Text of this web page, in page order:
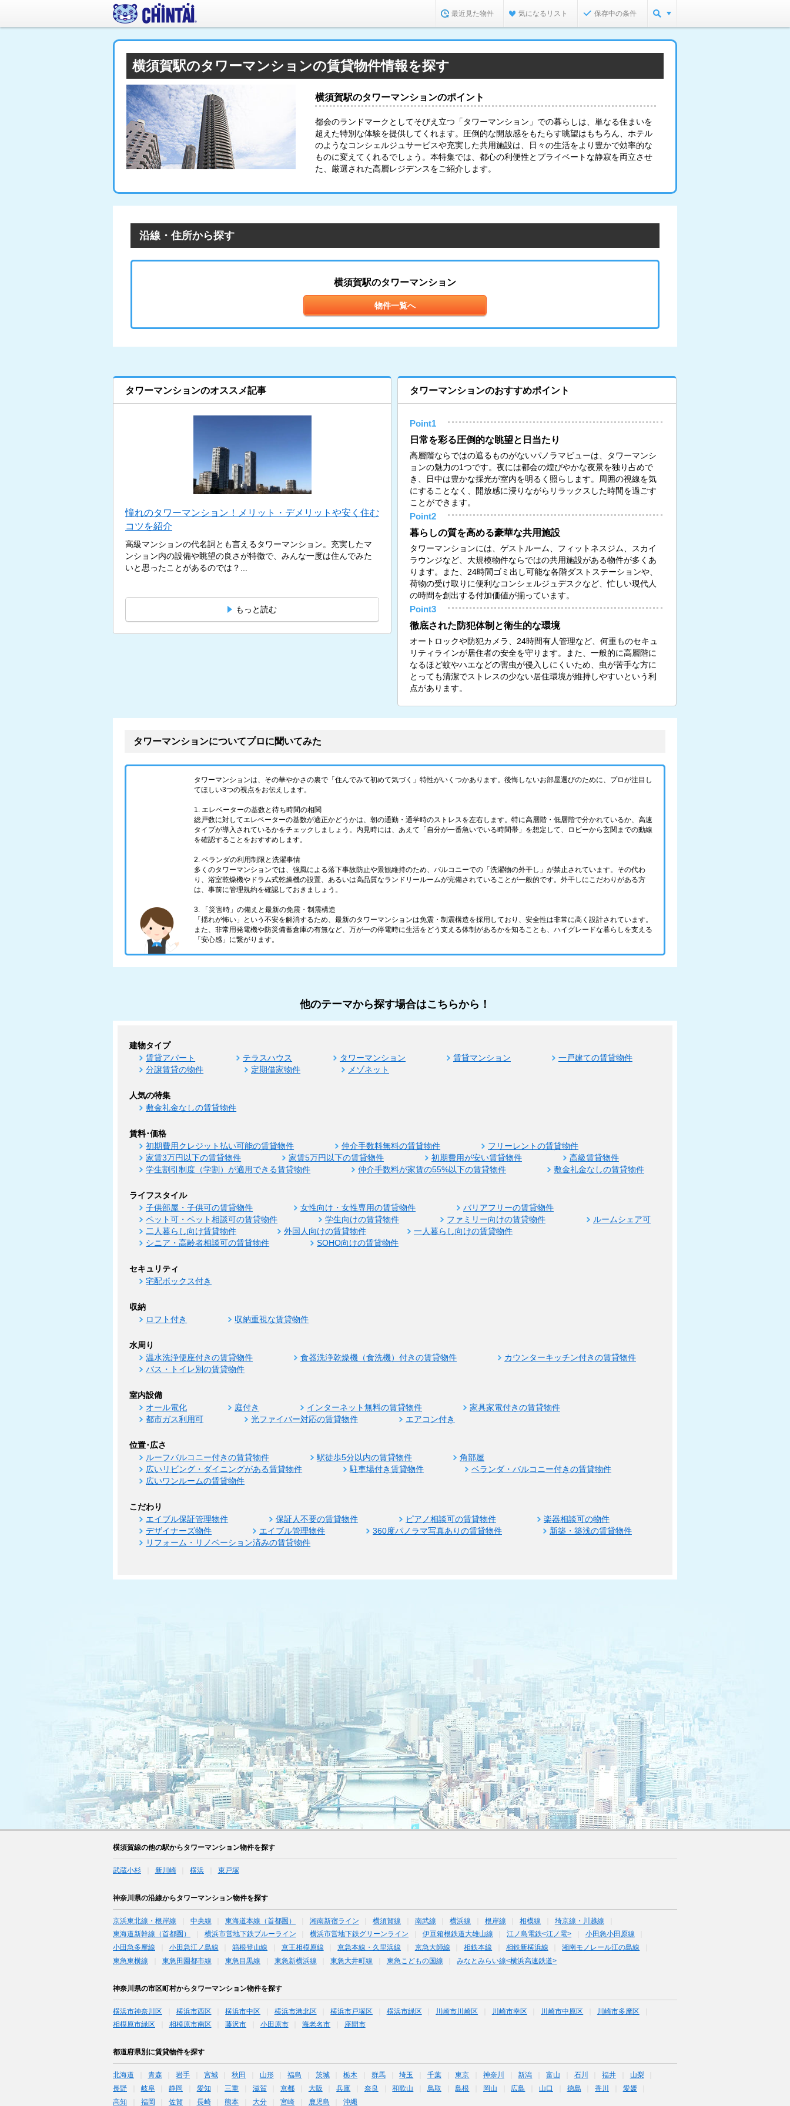
最近見た物件 気になるリスト 保存中の条件
横須賀駅のタワーマンションの賃貸物件情報を探す
横須賀駅のタワーマンションのポイント
都会のランドマークとしてそびえ立つ「タワーマンション」での暮らしは、単なる住まいを
超えた特別な体験を提供してくれます。圧倒的な開放感をもたらす眺望はもちろん、ホテル
のようなコンシェルジュサービスや充実した共用施設は、日々の生活をより豊かで効率的な
ものに変えてくれるでしょう。本特集では、都心の利便性とプライベートな静寂を両立させ
た、厳選された高層レジデンスをご紹介します。
沿線・住所から探す
横須賀駅のタワーマンション
物件一覧へ
タワーマンションのオススメ記事
憧れのタワーマンション！メリット・デメリットや安く住む
コツを紹介
高級マンションの代名詞とも言えるタワーマンション。充実したマ
ンション内の設備や眺望の良さが特徴で、みんな一度は住んでみた
いと思ったことがあるのでは？...
もっと読む
タワーマンションのおすすめポイント
Point1
日常を彩る圧倒的な眺望と日当たり
高層階ならではの遮るものがないパノラマビューは、タワーマンシ
ョンの魅力の1つです。夜には都会の煌びやかな夜景を独り占めで
き、日中は豊かな採光が室内を明るく照らします。周囲の視線を気
にすることなく、開放感に浸りながらリラックスした時間を過ごす
ことができます。
Point2
暮らしの質を高める豪華な共用施設
タワーマンションには、ゲストルーム、フィットネスジム、スカイ
ラウンジなど、大規模物件ならではの共用施設がある物件が多くあ
ります。また、24時間ゴミ出し可能な各階ダストステーションや、
荷物の受け取りに便利なコンシェルジュデスクなど、忙しい現代人
の時間を創出する付加価値が揃っています。
Point3
徹底された防犯体制と衛生的な環境
オートロックや防犯カメラ、24時間有人管理など、何重ものセキュ
リティラインが居住者の安全を守ります。また、一般的に高層階に
なるほど蚊やハエなどの害虫が侵入しにくいため、虫が苦手な方に
とっても清潔でストレスの少ない居住環境が維持しやすいという利
点があります。
タワーマンションについてプロに聞いてみた
タワーマンションは、その華やかさの裏で「住んでみて初めて気づく」特性がいくつかあります。後悔しないお部屋選びのために、プロが注目し
てほしい3つの視点をお伝えします。
1. エレベーターの基数と待ち時間の相関
総戸数に対してエレベーターの基数が適正かどうかは、朝の通勤・通学時のストレスを左右します。特に高層階・低層階で分かれているか、高速
タイプが導入されているかをチェックしましょう。内見時には、あえて「自分が一番急いでいる時間帯」を想定して、ロビーから玄関までの動線
を確認することをおすすめします。
2. ベランダの利用制限と洗濯事情
多くのタワーマンションでは、強風による落下事故防止や景観維持のため、バルコニーでの「洗濯物の外干し」が禁止されています。その代わ
り、浴室乾燥機やドラム式乾燥機の設置、あるいは高品質なランドリールームが完備されていることが一般的です。外干しにこだわりがある方
は、事前に管理規約を確認しておきましょう。
3. 「災害時」の備えと最新の免震・制震構造
「揺れが怖い」という不安を解消するため、最新のタワーマンションは免震・制震構造を採用しており、安全性は非常に高く設計されています。
また、非常用発電機や防災備蓄倉庫の有無など、万が一の停電時に生活をどう支える体制があるかを知ることも、ハイグレードな暮らしを支える
「安心感」に繋がります。
他のテーマから探す場合はこちらから！
建物タイプ
賃貸アパート テラスハウス タワーマンション 賃貸マンション
一戸建ての賃貸物件
分譲賃貸の物件
定期借家物件 メゾネット
人気の特集
敷金礼金なしの賃貸物件
賃料･価格
初期費用クレジット払い可能の賃貸物件 仲介手数料無料の賃貸物件
フリーレントの賃貸物件
家賃3万円以下の賃貸物件
家賃5万円以下の賃貸物件 初期費用が安い賃貸物件
高級賃貸物件
学生割引制度（学割）が適用できる賃貸物件
仲介手数料が家賃の55%以下の賃貸物件 敷金礼金なしの賃貸物件
ライフスタイル
子供部屋・子供可の賃貸物件 女性向け・女性専用の賃貸物件
バリアフリーの賃貸物件
ペット可・ペット相談可の賃貸物件
学生向けの賃貸物件 ファミリー向けの賃貸物件
ルームシェア可
二人暮らし向け賃貸物件
外国人向けの賃貸物件
一人暮らし向けの賃貸物件
シニア・高齢者相談可の賃貸物件
SOHO向けの賃貸物件
セキュリティ
宅配ボックス付き
収納
ロフト付き 収納重視な賃貸物件
水周り
温水洗浄便座付きの賃貸物件 食器洗浄乾燥機（食洗機）付きの賃貸物件
カウンターキッチン付きの賃貸物件
バス・トイレ別の賃貸物件
室内設備
オール電化 庭付き インターネット無料の賃貸物件
家具家電付きの賃貸物件
都市ガス利用可
光ファイバー対応の賃貸物件 エアコン付き
位置･広さ
ルーフバルコニー付きの賃貸物件 駅徒歩5分以内の賃貸物件
角部屋
広いリビング・ダイニングがある賃貸物件
駐車場付き賃貸物件
ベランダ・バルコニー付きの賃貸物件
広いワンルームの賃貸物件
こだわり
エイブル保証管理物件 保証人不要の賃貸物件 ピアノ相談可の賃貸物件
楽器相談可の物件
デザイナーズ物件
エイブル管理物件 360度パノラマ写真ありの賃貸物件
新築・築浅の賃貸物件
リフォーム・リノベーション済みの賃貸物件
横須賀線の他の駅からタワーマンション物件を探す
武蔵小杉 新川崎 横浜 東戸塚
神奈川県の沿線からタワーマンション物件を探す
京浜東北線・根岸線 中央線 東海道本線（首都圏） 湘南新宿ライン 横須賀線 南武線 横浜線 根岸線 相模線
埼京線・川越線
東海道新幹線（首都圏）
横浜市営地下鉄ブルーライン 横浜市営地下鉄グリーンライン 伊豆箱根鉄道大雄山線 江ノ島電鉄<江ノ電>
小田急小田原線
小田急多摩線
小田急江ノ島線 箱根登山線 京王相模原線 京急本線・久里浜線 京急大師線 相鉄本線 相鉄新横浜線
湘南モノレール江の島線
東急東横線
東急田園都市線 東急目黒線 東急新横浜線 東急大井町線 東急こどもの国線 みなとみらい線<横浜高速鉄道>
神奈川県の市区町村からタワーマンション物件を探す
横浜市神奈川区 横浜市西区 横浜市中区 横浜市港北区 横浜市戸塚区 横浜市緑区 川崎市川崎区 川崎市幸区 川崎市中原区
川崎市多摩区
相模原市緑区
相模原市南区 藤沢市 小田原市 海老名市 座間市
都道府県別に賃貸物件を探す
北海道 青森 岩手 宮城 秋田 山形 福島 茨城 栃木 群馬 埼玉 千葉 東京 神奈川 新潟 富山 石川 福井
山梨
長野
岐阜 静岡 愛知 三重 滋賀 京都 大阪 兵庫 奈良 和歌山 鳥取 島根 岡山 広島 山口 徳島 香川
愛媛
高知
福岡 佐賀 長崎 熊本 大分 宮崎 鹿児島 沖縄